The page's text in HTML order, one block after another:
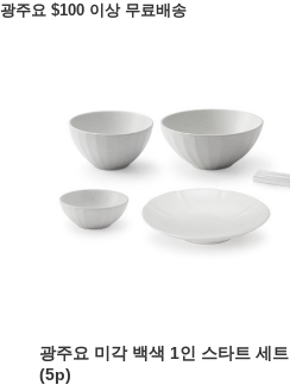
광주요 $100 이상 무료배송
광주요 미각 백색 1인 스타트 세트
(5p)